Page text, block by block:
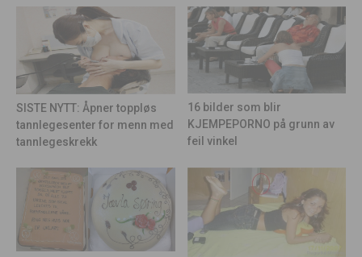
SISTE NYTT: Åpner toppløs
tannlegesenter for menn med
tannlegeskrekk
16 bilder som blir
KJEMPEPORNO på grunn av
feil vinkel